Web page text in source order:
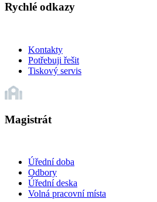
Rychlé odkazy
Kontakty
Potřebuji řešit
Tiskový servis
Magistrát
Úřední doba
Odbory
Úřední deska
Volná pracovní místa